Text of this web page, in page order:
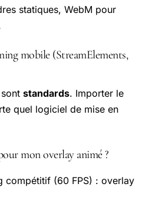
statiques, WebM pour
mobile (StreamElements,
standards. Importer le
quel logiciel de mise en
mon overlay animé ?
compétitif (60 FPS) : overlay